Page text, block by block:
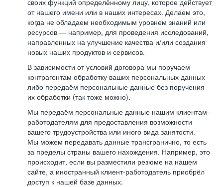
своих функций определённому лицу, которое действует
от нашего имени или в наших интересах. Делаем это,
когда не обладаем необходимым уровнем знаний или
ресурсов — например, для проведения исследований,
направленных на улучшение качества и/или создания
новых наших продуктов и сервисов.
В зависимости от условий договора мы поручаем
контрагентам обработку ваших персональных данных
либо передаём персональные данные без поручения
их обработки (так тоже можно).
Мы передаём персональные данные нашим клиентам-
работодателям для предоставления возможности
вашего трудоустройства или иного вида занятости.
Мы можем передавать данные трансгранично, то есть
за пределы страны вашего нахождения. Например, это
происходит, если вы разместили резюме на нашем
сайте, а иностранный клиент-работодатель приобрёл
доступ к нашей базе данных.